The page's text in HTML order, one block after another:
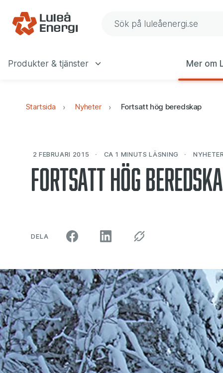
Gå till navigering
Gå till innehåll Sök på Luleå Energis
Huvudmeny
Produkter & tjänster Mer om
Startsida Nyheter Fortsatt hög beredskap
2 FEBRUARI 2015 CA 1 MINUTS LÄSNING
Fortsatt hög
DELA ARTIKELN PÅ SOCIALA MEDIER"